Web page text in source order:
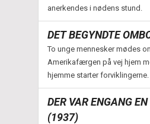
anerkendes i nødens stund.
DET BEGYNDTE
To unge mennesker mødes
Amerikafærgen på vej hjem
hjemme starter forviklingerne.
DER VAR ENGANG
(1937)